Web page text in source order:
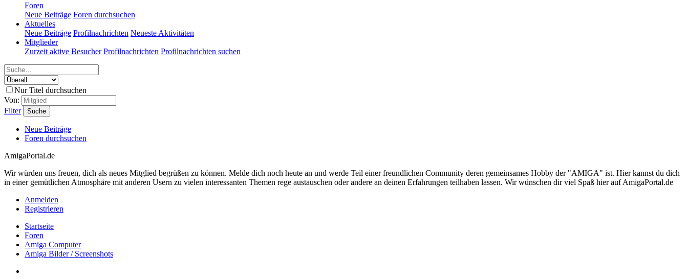
Foren
Neue Beiträge Foren durchsuchen
Aktuelles
Neue Beiträge Profilnachrichten Neueste Aktivitäten
Mitglieder
Zurzeit aktive Besucher Profilnachrichten Profilnachrichten suchen
Nur Titel durchsuchen
Von:
Filter
Suche
Neue Beiträge
Foren durchsuchen
AmigaPortal.de
Wir würden uns freuen, dich als neues Mitglied begrüßen zu können. Melde dich noch heute an und werde Teil einer freundlichen Community deren gemeinsames Hobby der "AMIGA" ist. Hier kannst du dich
in einer gemütlichen Atmosphäre mit anderen Usern zu vielen interessanten Themen rege austauschen oder andere an deinen Erfahrungen teilhaben lassen. Wir wünschen dir viel Spaß hier auf AmigaPortal.de
Anmelden
Registrieren
Startseite
Foren
Amiga Computer
Amiga Bilder / Screenshots